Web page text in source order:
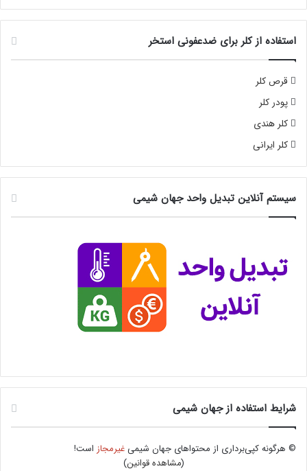
استفاده از کلر برای ضدعفونی استخر
قرص کلر
پودر کلر
کلر هندی
کلر ایرانی
سیستم آنلاین تبدیل واحد جهان شیمی
شرایط استفاده از جهان شیمی
© هرگونه کپی‌برداری از محتواهای جهان شیمیغیرمجاز است!
(مشاهده قوانین)